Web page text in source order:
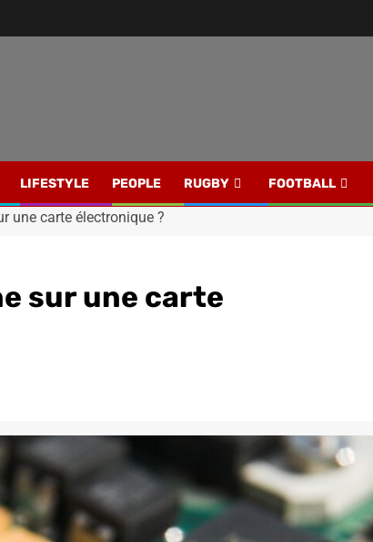
LIFESTYLE PEOPLE RUGBY FOOTBALL
une carte électronique ?
sur une carte